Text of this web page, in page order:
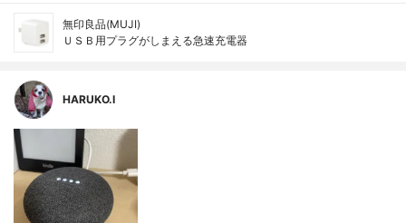
無印良品(MUJI)
ＵＳＢ用プラグがしまえる急速充電器
HARUKO.I